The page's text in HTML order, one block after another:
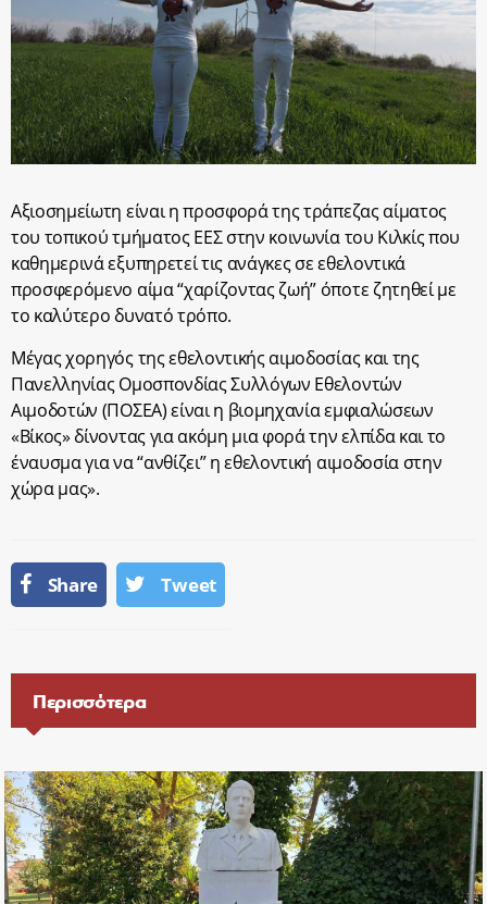
Αξιοσημείωτη είναι η προσφορά της τράπεζας αίματος
του τοπικού τμήματος ΕΕΣ στην κοινωνία του Κιλκίς που
καθημερινά εξυπηρετεί τις ανάγκες σε εθελοντικά
προσφερόμενο αίμα “χαρίζοντας ζωή” όποτε ζητηθεί με
το καλύτερο δυνατό τρόπο.
Μέγας χορηγός της εθελοντικής αιμοδοσίας και της
Πανελληνίας Ομοσπονδίας Συλλόγων Εθελοντών
Αιμοδοτών (ΠΟΣΕΑ) είναι η βιομηχανία εμφιαλώσεων
«Βίκος» δίνοντας για ακόμη μια φορά την ελπίδα και το
έναυσμα για να “ανθίζει” η εθελοντική αιμοδοσία στην
χώρα μας».
Share Tweet
Περισσότερα